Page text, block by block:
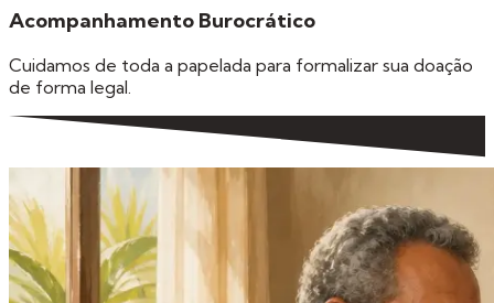
Acompanhamento Burocrático
Cuidamos de toda a papelada para formalizar sua doação
de forma legal.